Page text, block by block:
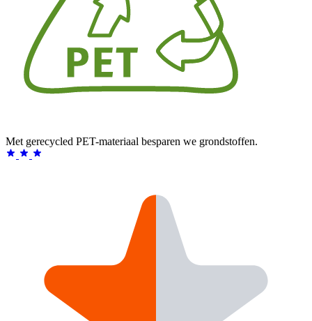
Met gerecycled PET-materiaal besparen we grondstoffen.